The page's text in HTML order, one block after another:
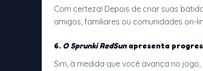
Com certeza! Depois de criar suas
amigos, familiares ou comunidades on-
6. O Sprunki RedSunapresenta
Sim, à medida que você avança no